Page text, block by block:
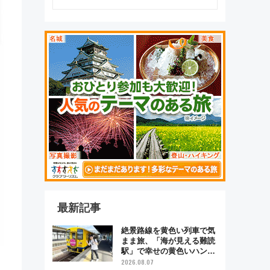
最新記事
絶景路線を黄色い列車で気
まま旅、「海が見える難読
駅」で幸せの黄色いハンカ
チに願いを 「新・鉄道ひ
2026.08.07